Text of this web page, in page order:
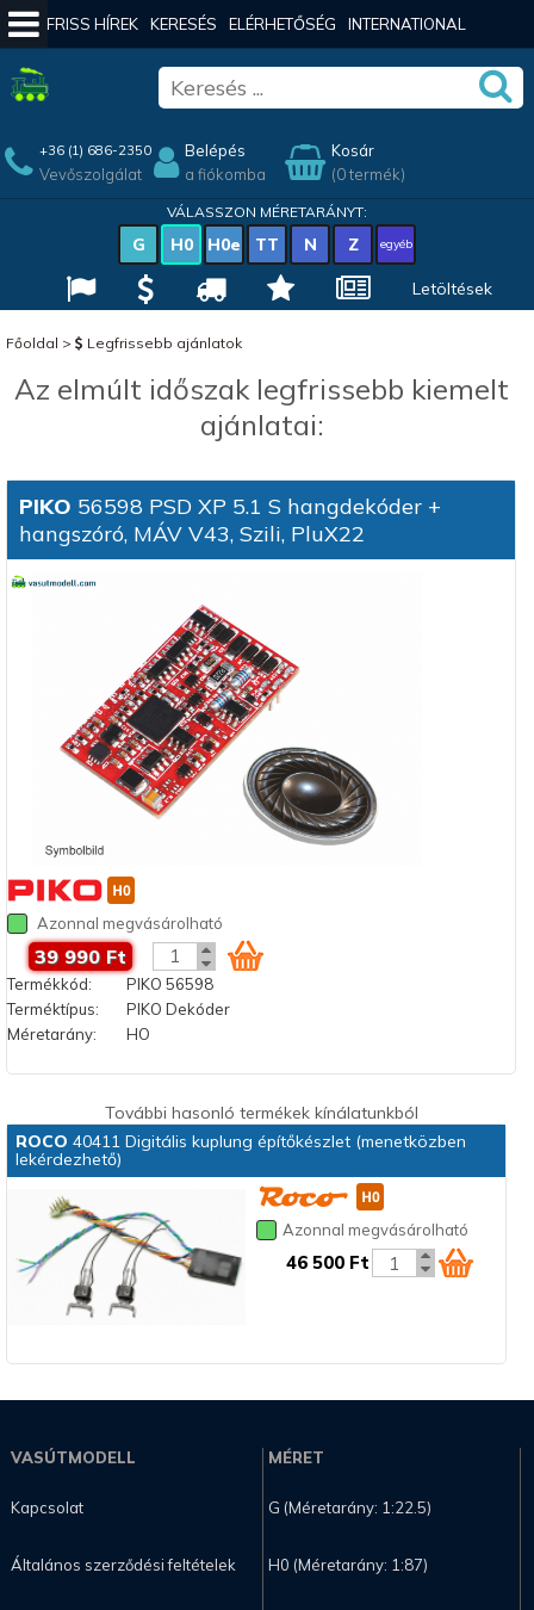
FRISS HÍREK KERESÉS ELÉRHETŐSÉG INTERNATIONAL
+36 (1) 686-2350
Vevőszolgálat
Belépés
a fiókomba
Kosár
(0 termék)
VÁLASSZON MÉRETARÁNYT:
G H0 H0e TT N Z egyéb
Letöltések
Főoldal > Legfrissebb ajánlatok
Az elmúlt időszak legfrissebb kiemelt
ajánlatai:
PIKO 56598 PSD XP 5.1 S hangdekóder +
hangszóró, MÁV V43, Szili, PluX22
Azonnal megvásárolható
39 990 Ft
Termékkód:
PIKO 56598
Terméktípus:
PIKO Dekóder
Méretarány:
HO
További hasonló termékek kínálatunkból
ROCO 40411 Digitális kuplung építőkészlet (menetközben
lekérdezhető)
Azonnal megvásárolható
46 500 Ft
VASÚTMODELL
Kapcsolat
Általános szerződési feltételek
MÉRET
G (Méretarány: 1:22.5)
H0 (Méretarány: 1:87)